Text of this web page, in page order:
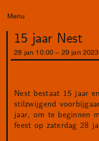
Menu
15 jaar Nest
28 jan 10:00 29 jan 2023
Nest bestaat 15 jaar
stilzwijgend
jaar, om te beginnen
feest op zaterdag 28